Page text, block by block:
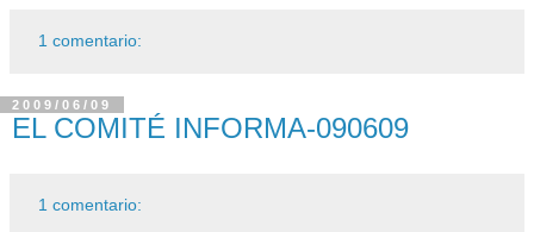
1 comentario:
2009/06/09
EL COMITÉ INFORMA-090609
1 comentario: